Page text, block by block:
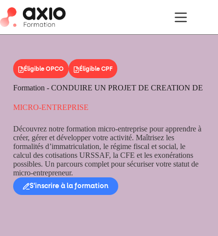
Éligible OPCO Éligible CPF
Formation - CONDUIRE UN PROJET DE CREATION DE
MICRO-ENTREPRISE
Découvrez notre formation micro-entreprise pour apprendre à
créer, gérer et développer votre activité. Maîtrisez les
formalités d’immatriculation, le régime fiscal et social, le
calcul des cotisations URSSAF, la CFE et les exonérations
possibles. Un parcours complet pour sécuriser votre statut de
micro-entrepreneur.
S'inscrire à la formation